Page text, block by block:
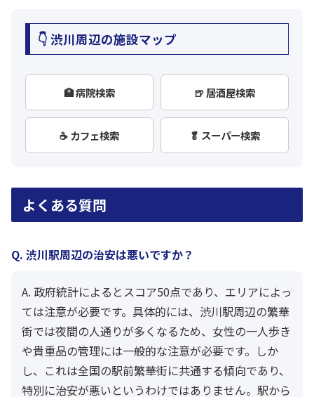
👇 渋川周辺の施設マップ
🏥 病院検索 🍺 居酒屋検索
☕ カフェ検索 🥬 スーパー検索
よくある質問
Q. 渋川駅周辺の治安は悪いですか？
A. 政府統計によるとスコア50点であり、エリアによっ
ては注意が必要です。具体的には、渋川駅周辺の繁華
街では夜間の人通りが多くなるため、女性の一人歩き
や貴重品の管理には一般的な注意が必要です。しか
し、これは全国の駅前繁華街に共通する傾向であり、
特別に治安が悪いというわけではありません。駅から